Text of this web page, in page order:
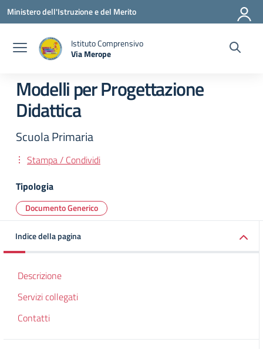
Vai ai contenuti
Vai al menu di navigazione
Vai al footer
Ministero dell'Istruzione e del Merito
Istituto Comprensivo
Via Merope
Modelli per Progettazione
Didattica
Scuola Primaria
Stampa / Condividi
Tipologia
Documento Generico
Indice della pagina
Descrizione
Servizi collegati
Contatti